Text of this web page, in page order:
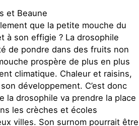
et Beaune
que la petite mouche du
à son effigie ? La drosophile
de pondre dans des fruits non
prospère de plus en plus
climatique. Chaleur et raisins,
développement. C’est donc
la drosophile va prendre la place
les crèches et écoles
villes. Son surnom pourrait être